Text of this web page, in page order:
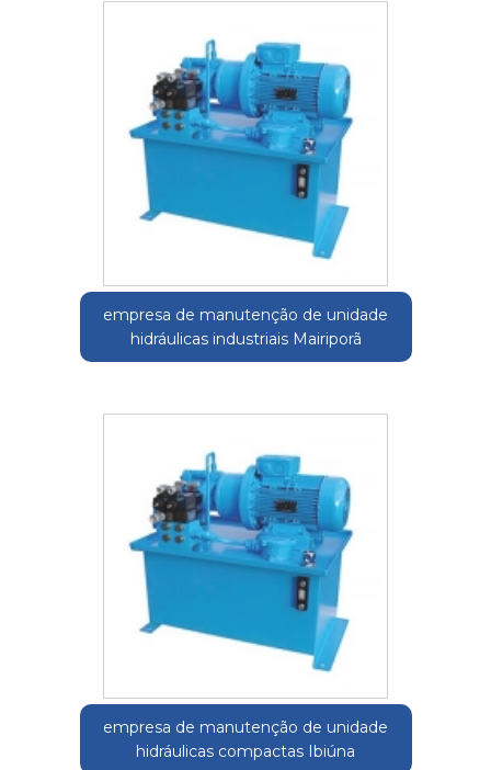
empresa de manutenção de unidade
hidráulicas industriais Mairiporã
empresa de manutenção de unidade
hidráulicas compactas Ibiúna